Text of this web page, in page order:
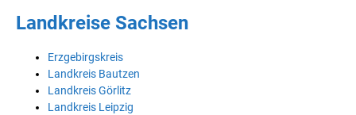
Landkreise Sachsen
Erzgebirgskreis
Landkreis Bautzen
Landkreis Görlitz
Landkreis Leipzig